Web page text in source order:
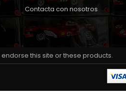
Contacta con nosotros
endorse this site or these products.